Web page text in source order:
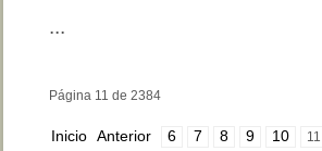
...
Página 11 de 2384
Inicio Anterior 6 7 8 9 10 11